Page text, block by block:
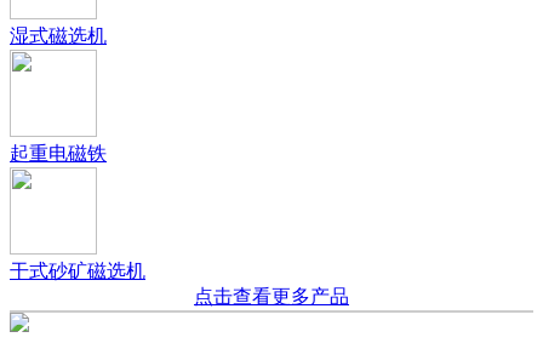
湿式磁选机
起重电磁铁
干式砂矿磁选机
点击查看更多产品